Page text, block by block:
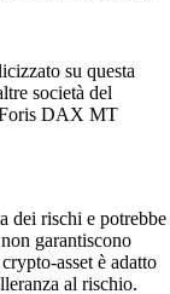
su questa
società del
Foris DAX MT
dei rischi e potrebbe
garantiscono
asset è adatto
al rischio.